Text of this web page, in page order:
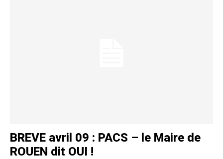
BREVE avril 09 : PACS – le Maire de
ROUEN dit OUI !